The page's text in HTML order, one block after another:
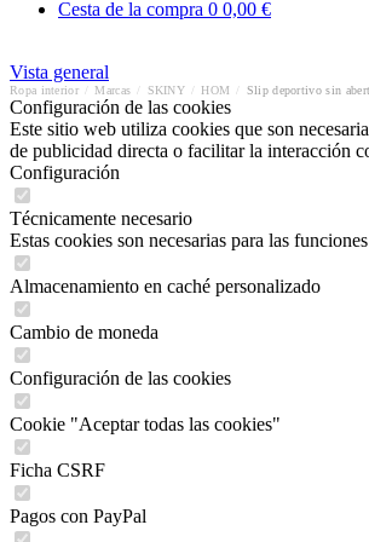
Cesta de la compra 0 0,00 €
Vista general
Ropa interior Marcas SKINY HOM Slip deportivo sin
Configuración de las cookies
Este sitio web utiliza cookies que son
de publicidad directa o facilitar la interacción
Configuración
Técnicamente necesario
Estas cookies son necesarias para las
Almacenamiento en caché personalizado
Cambio de moneda
Configuración de las cookies
Cookie "Aceptar todas las cookies"
Ficha CSRF
Pagos con PayPal